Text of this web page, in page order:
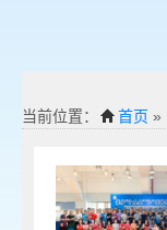
当前位置： 首页 »